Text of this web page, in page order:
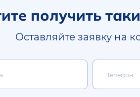
получить
Оставляйте заявку на